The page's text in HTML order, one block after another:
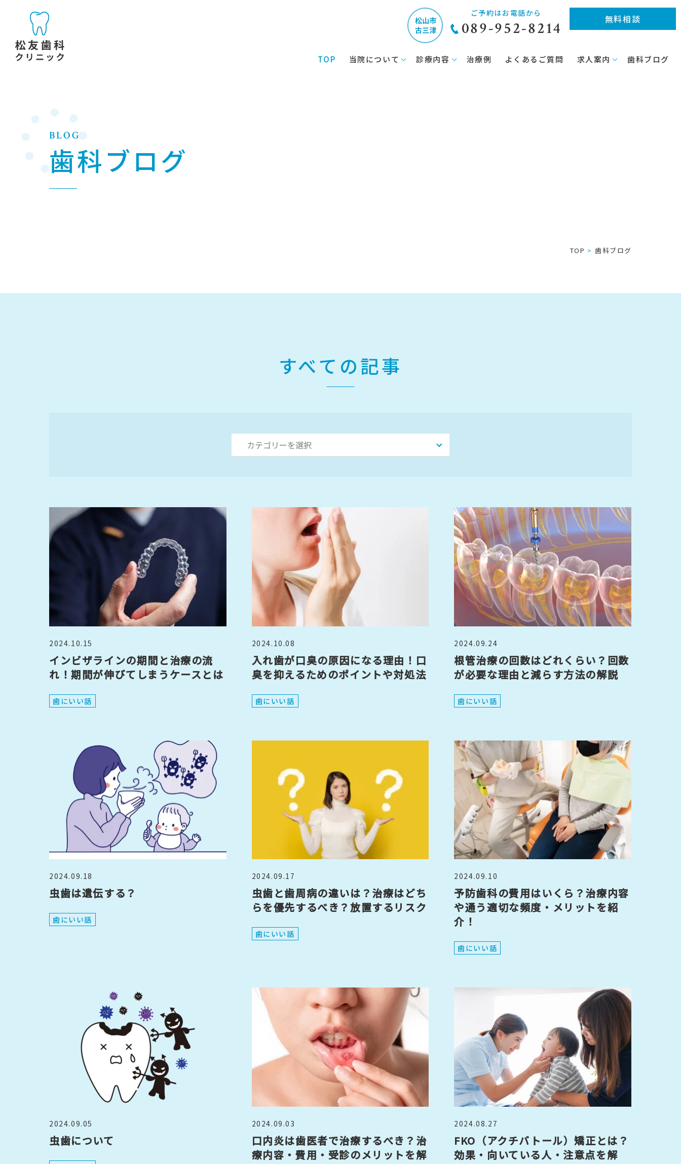
ご予約はお電話から
089-952-8214 無料相談
TOP 当院について 診療内容 治療例 よくあるご質問 求人案内 歯科ブログ
BLOG
歯科ブログ
TOP 歯科ブログ
すべての記事
2024.10.15
インビザラインの期間と治療の流
れ！期間が伸びてしまうケースとは
歯にいい話
2024.10.08
入れ歯が口臭の原因になる理由！口
臭を抑えるためのポイントや対処法
歯にいい話
2024.09.24
根管治療の回数はどれくらい？回数
が必要な理由と減らす方法の解説
歯にいい話
2024.09.18
虫歯は遺伝する？
歯にいい話
2024.09.17
虫歯と歯周病の違いは？治療はどち
らを優先するべき？放置するリスク
歯にいい話
2024.09.10
予防歯科の費用はいくら？治療内容
や通う適切な頻度・メリットを紹
介！
歯にいい話
2024.09.05
虫歯について
2024.09.03
口内炎は歯医者で治療するべき？治
療内容・費用・受診のメリットを解
2024.08.27
FKO（アクチバトール）矯正とは？
効果・向いている人・注意点を解